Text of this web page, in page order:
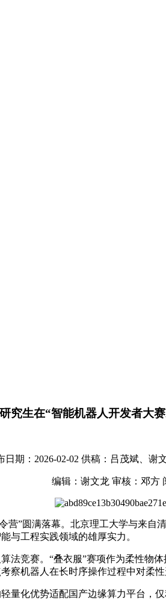
究生在“智能机器人开发者大
日期：2026-02-02 供稿：吕茂斌、谢
编辑：谢文龙 审核：邓方
营”圆满落幕。北京理工大学与来
与工程实践领域的雄厚实力。
法竞赛。“叠衣服”赛项作为柔性
察机器人在长时序操作过程中对柔
量化优势适配国产边缘算力平台，